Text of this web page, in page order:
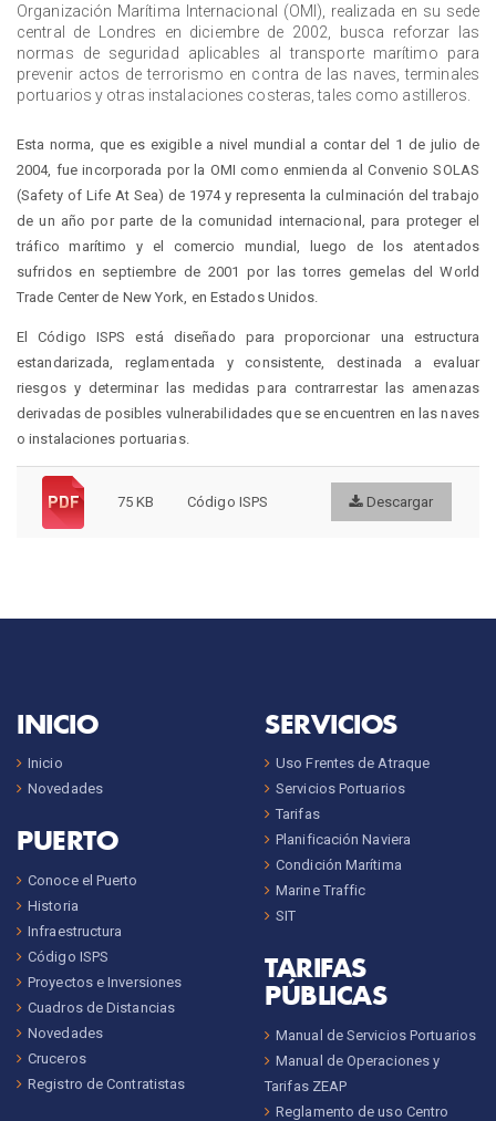
Organización Marítima Internacional (OMI), realizada en su sede
central de Londres en diciembre de 2002, busca reforzar las
normas de seguridad aplicables al transporte marítimo para
prevenir actos de terrorismo en contra de las naves, terminales
portuarios y otras instalaciones costeras, tales como astilleros.
Esta norma, que es exigible a nivel mundial a contar del 1 de julio de
2004, fue incorporada por la OMI como enmienda al Convenio SOLAS
(Safety of Life At Sea) de 1974 y representa la culminación del trabajo
de un año por parte de la comunidad internacional, para proteger el
tráfico marítimo y el comercio mundial, luego de los atentados
sufridos en septiembre de 2001 por las torres gemelas del World
Trade Center de New York, en Estados Unidos.
El Código ISPS está diseñado para proporcionar una estructura
estandarizada, reglamentada y consistente, destinada a evaluar
riesgos y determinar las medidas para contrarrestar las amenazas
derivadas de posibles vulnerabilidades que se encuentren en las naves
o instalaciones portuarias.
75 KB Código ISPS Descargar
INICIO
Inicio
Novedades
PUERTO
Conoce el Puerto
Historia
Infraestructura
Código ISPS
Proyectos e Inversiones
Cuadros de Distancias
Novedades
Cruceros
Registro de Contratistas
SERVICIOS
Uso Frentes de Atraque
Servicios Portuarios
Tarifas
Planificación Naviera
Condición Marítima
Marine Traffic
SIT
TARIFAS
PÚBLICAS
Manual de Servicios Portuarios
Manual de Operaciones y
Tarifas ZEAP
Reglamento de uso Centro